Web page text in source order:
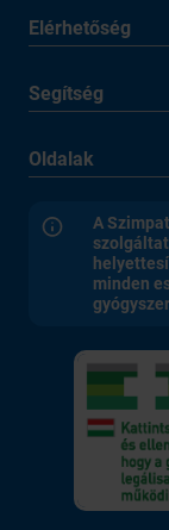
Elérhetőség
Segítség
Oldalak
A
minden